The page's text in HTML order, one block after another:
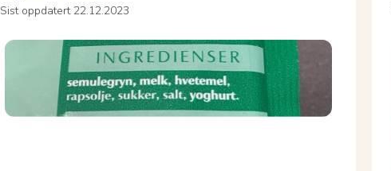
Sist oppdatert 22.12.2023